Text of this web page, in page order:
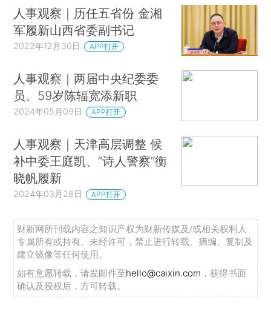
人事观察｜历任五省份 金湘
军履新山西省委副书记
2022年12月30日 APP打开
人事观察｜两届中央纪委委
员、59岁陈辐宽添新职
2024年05月09日 APP打开
人事观察｜天津高层调整 候
补中委王庭凯、“诗人警察”衡
晓帆履新
2024年03月28日 APP打开
财新网所刊载内容之知识产权为财新传媒及/或相关权利人
专属所有或持有。未经许可，禁止进行转载、摘编、复制及
建立镜像等任何使用。
如有意愿转载，请发邮件至hello@caixin.com ，获得书面
确认及授权后，方可转载。